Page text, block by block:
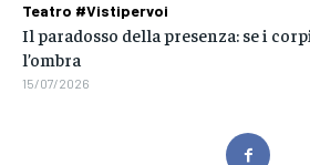
Teatro #Vistipervoi
Il paradosso della presenza: se i
l’ombra
15/07/2026